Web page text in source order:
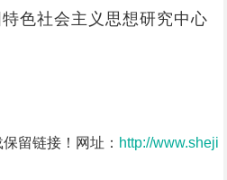
色社会主义思想研究中心
留链接！网址： http://www.sheji